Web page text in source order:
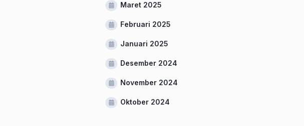
Maret 2025
Februari 2025
Januari 2025
Desember 2024
November 2024
Oktober 2024